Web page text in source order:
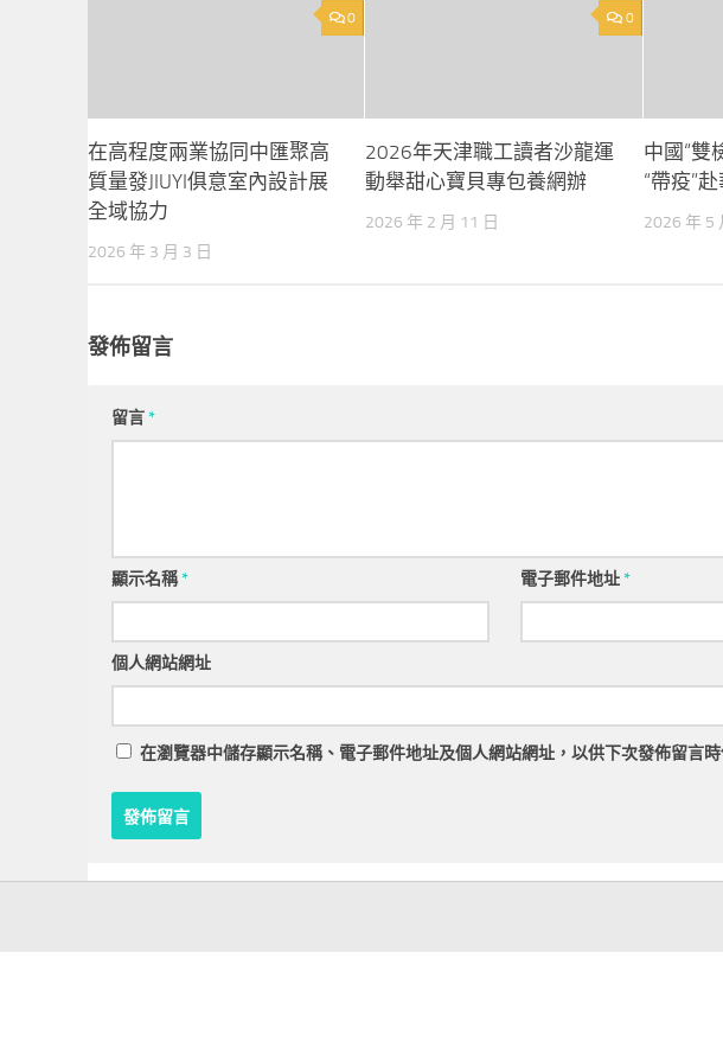
0
在高程度兩業協同中匯聚高
質量發JIUYI俱意室內設計展
全域協力
2026 年 3 月 3 日
0
2026年天津職工讀者沙龍運
動舉甜心寶貝專包養網辦
2026 年 2 月 11 日
中國“雙
“帶疫”
2026 年 5
發佈留言
留言*
顯示名稱* 電子郵件地址*
個人網站網址
在瀏覽器中儲存顯示名稱、電子郵件地址及個人網站網址，以供下次發佈留言